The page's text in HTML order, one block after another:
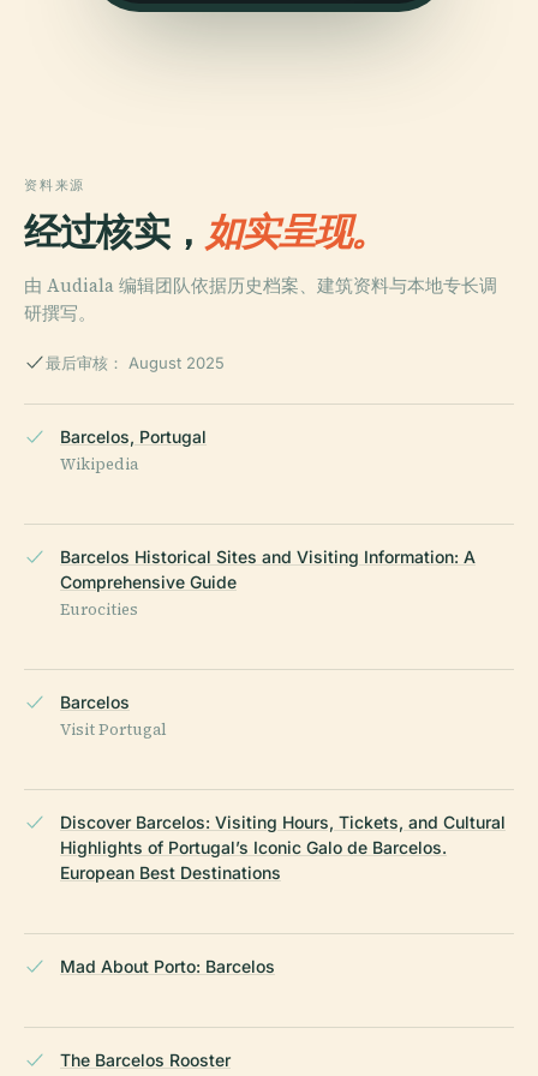
资料来源
经过核实， 如实呈现。
由 Audiala 编辑团队依据历史档案、建筑资料与本地专长调
研撰写。
最后审核： August 2025
Barcelos, Portugal
Wikipedia
Barcelos Historical Sites and Visiting Information: A
Comprehensive Guide
Eurocities
Barcelos
Visit Portugal
Discover Barcelos: Visiting Hours, Tickets, and Cultural
Highlights of Portugal’s Iconic Galo de Barcelos.
European Best Destinations
Mad About Porto: Barcelos
The Barcelos Rooster